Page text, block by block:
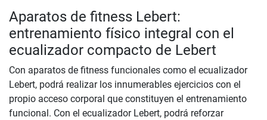
Aparatos de fitness Lebert:
entrenamiento físico integral con el
ecualizador compacto de Lebert
Con aparatos de fitness funcionales como el ecualizador
Lebert, podrá realizar los innumerables ejercicios con el
propio acceso corporal que constituyen el entrenamiento
funcional. Con el ecualizador Lebert, podrá reforzar